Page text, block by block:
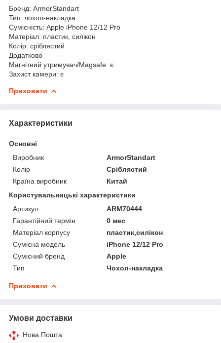
Бренд: ArmorStandart
Тип: чохол-накладка
Сумісність: Apple iPhone 12/12 Pro
Матеріал: пластик, силікон
Колір: сріблястий
Додатково
Магнітний утримувач/Magsafe: є
Захист камери: є
Приховати
Характеристики
Основні
Виробник
ArmorStandart
Колір
Сріблястий
Країна виробник
Китай
Користувальницькі характеристики
Артикул
ARM70444
Гарантійний термін
0 мес
Матеріал корпусу
пластик,силікон
Сумісна модель
iPhone 12/12 Pro
Сумісний бренд
Apple
Тип
Чохол-накладка
Приховати
Умови доставки
Нова Пошта